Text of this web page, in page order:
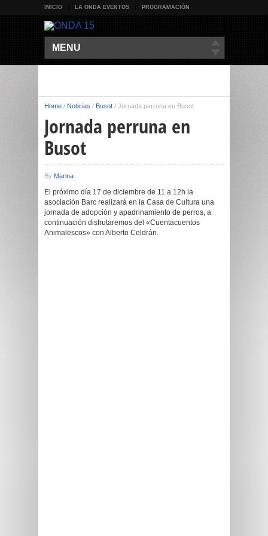
INICIO LA ONDA EVENTOS PROGRAMACIÓN
MENU
Home / Noticias / Busot / Jornada perruna en Busot
Jornada perruna en
Busot
By Marina
El próximo día 17 de diciembre de 11 a 12h la
asociación Barc realizará en la Casa de Cultura una
jornada de adopción y apadrinamiento de perros, a
continuación disfrutaremos del «Cuentacuentos
Animalescos» con Alberto Celdrán.